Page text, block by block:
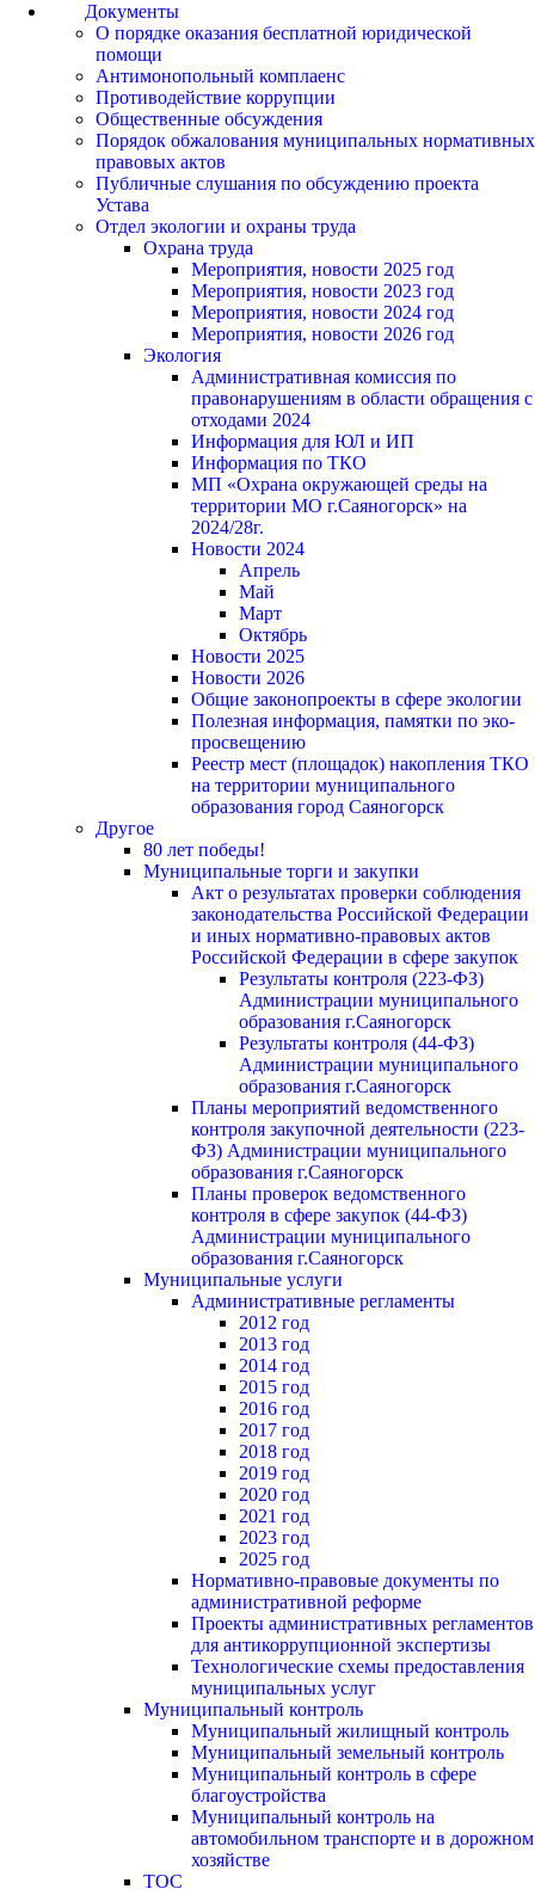
Документы
О порядке оказания бесплатной юридической
помощи
Антимонопольный комплаенс
Противодействие коррупции
Общественные обсуждения
Порядок обжалования муниципальных нормативных
правовых актов
Публичные слушания по обсуждению проекта
Устава
Отдел экологии и охраны труда
Охрана труда
Мероприятия, новости 2025 год
Мероприятия, новости 2023 год
Мероприятия, новости 2024 год
Мероприятия, новости 2026 год
Экология
Административная комиссия по
правонарушениям в области обращения с
отходами 2024
Информация для ЮЛ и ИП
Информация по ТКО
МП «Охрана окружающей среды на
территории МО г.Саяногорск» на
2024/28г.
Новости 2024
Апрель
Май
Март
Октябрь
Новости 2025
Новости 2026
Общие законопроекты в сфере экологии
Полезная информация, памятки по эко-
просвещению
Реестр мест (площадок) накопления ТКО
на территории муниципального
образования город Саяногорск
Другое
80 лет победы!
Муниципальные торги и закупки
Акт о результатах проверки соблюдения
законодательства Российской Федерации
и иных нормативно-правовых актов
Российской Федерации в сфере закупок
Результаты контроля (223-ФЗ)
Администрации муниципального
образования г.Саяногорск
Результаты контроля (44-ФЗ)
Администрации муниципального
образования г.Саяногорск
Планы мероприятий ведомственного
контроля закупочной деятельности (223-
ФЗ) Администрации муниципального
образования г.Саяногорск
Планы проверок ведомственного
контроля в сфере закупок (44-ФЗ)
Администрации муниципального
образования г.Саяногорск
Муниципальные услуги
Административные регламенты
2012 год
2013 год
2014 год
2015 год
2016 год
2017 год
2018 год
2019 год
2020 год
2021 год
2023 год
2025 год
Нормативно-правовые документы по
административной реформе
Проекты административных регламентов
для антикоррупционной экспертизы
Технологические схемы предоставления
муниципальных услуг
Муниципальный контроль
Муниципальный жилищный контроль
Муниципальный земельный контроль
Муниципальный контроль в сфере
благоустройства
Муниципальный контроль на
автомобильном транспорте и в дорожном
хозяйстве
ТОС